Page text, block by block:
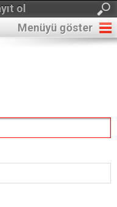
ol
Menüyü göster